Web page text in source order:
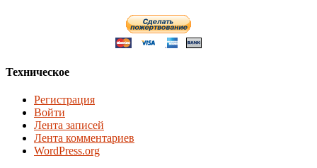
Техническое
Регистрация
Войти
Лента записей
Лента комментариев
WordPress.org